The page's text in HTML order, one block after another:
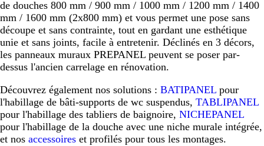
de douches 800 mm / 900 mm / 1000 mm / 1200 mm / 1400
mm / 1600 mm (2x800 mm) et vous permet une pose sans
découpe et sans contrainte, tout en gardant une esthétique
unie et sans joints, facile à entretenir. Déclinés en 3 décors,
les panneaux muraux PREPANEL peuvent se poser par-
dessus l'ancien carrelage en rénovation.
Découvrez également nos solutions : BATIPANEL pour
l'habillage de bâti-supports de wc suspendus, TABLIPANEL
pour l'habillage des tabliers de baignoire, NICHEPANEL
pour l'habillage de la douche avec une niche murale intégrée,
et nos accessoires et profilés pour tous les montages.